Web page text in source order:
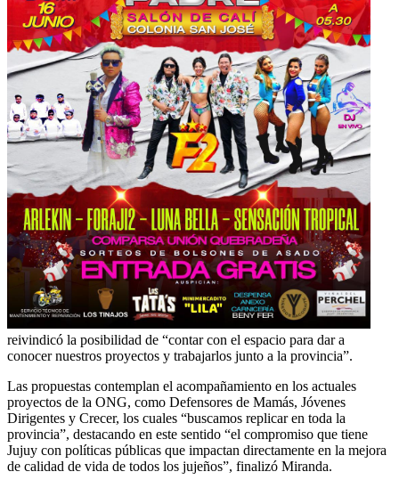
reivindicó la posibilidad de “contar con el espacio para dar a
conocer nuestros proyectos y trabajarlos junto a la provincia”.
Las propuestas contemplan el acompañamiento en los actuales
proyectos de la ONG, como Defensores de Mamás, Jóvenes
Dirigentes y Crecer, los cuales “buscamos replicar en toda la
provincia”, destacando en este sentido “el compromiso que tiene
Jujuy con políticas públicas que impactan directamente en la mejora
de calidad de vida de todos los jujeños”, finalizó Miranda.